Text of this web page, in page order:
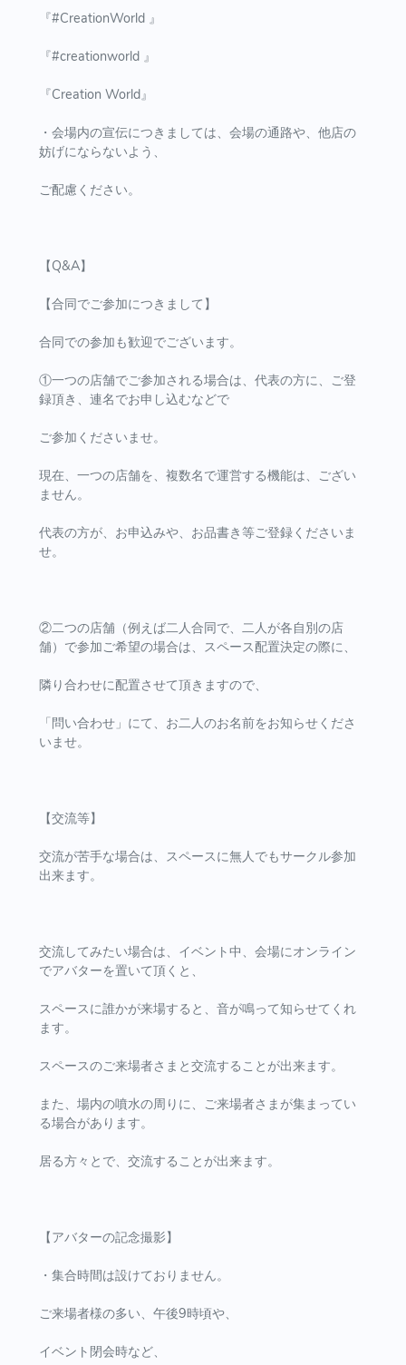
『#CreationWorld 』
『#creationworld 』
『Creation World』
・会場内の宣伝につきましては、会場の通路や、他店の
妨げにならないよう、
ご配慮ください。
【Q&A】
【合同でご参加につきまして】
合同での参加も歓迎でございます。
①一つの店舗でご参加される場合は、代表の方に、ご登
録頂き、連名でお申し込むなどで
ご参加くださいませ。
現在、一つの店舗を、複数名で運営する機能は、ござい
ません。
代表の方が、お申込みや、お品書き等ご登録くださいま
せ。
②二つの店舗（例えば二人合同で、二人が各自別の店
舗）で参加ご希望の場合は、スペース配置決定の際に、
隣り合わせに配置させて頂きますので、
「問い合わせ」にて、お二人のお名前をお知らせくださ
いませ。
【交流等】
交流が苦手な場合は、スペースに無人でもサークル参加
出来ます。
交流してみたい場合は、イベント中、会場にオンライン
でアバターを置いて頂くと、
スペースに誰かが来場すると、音が鳴って知らせてくれ
ます。
スペースのご来場者さまと交流することが出来ます。
また、場内の噴水の周りに、ご来場者さまが集まってい
る場合があります。
居る方々とで、交流することが出来ます。
【アバターの記念撮影】
・集合時間は設けておりません。
ご来場者様の多い、午後9時頃や、
イベント閉会時など、